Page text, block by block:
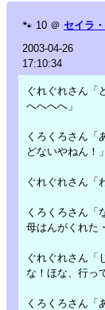
🐾 10 ＠ セイラ
2003-04-26
17:10:34
ぐれぐれさん「
へへへへ」
くろくろさん「
どないやねん！」
ぐれぐれさん「
くろくろさん「
母はんがくれた
ぐれぐれさん「
な！ほな、行っ
くろくろさん「